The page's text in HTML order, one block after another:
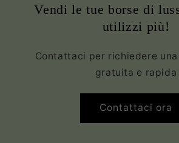
Vendi le tue borse di
utilizzi più!
Contattaci per richiedere
gratuita e rapida
Contattaci ora